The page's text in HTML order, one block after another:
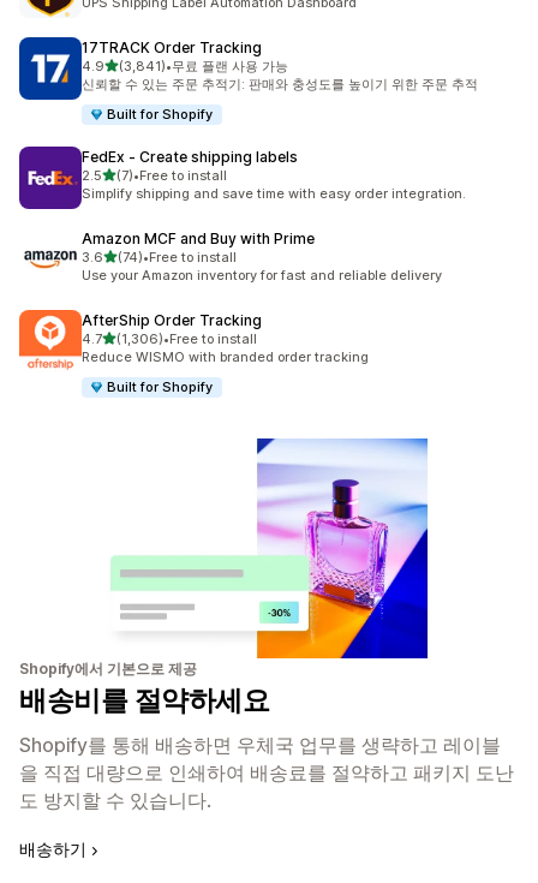
17TRACK Order Tracking
4.9별 5개 중
(3,841)
총 리뷰 3841개
•무료 플랜 사용 가능
신뢰할 수 있는 주문 추적기: 판매와 충성도를 높이기 위한 주문 추적
Built for Shopify
FedEx ‑ Create shipping labels
2.5별 5개 중
(7)
총 리뷰 7개
•Free to install
Simplify shipping and save time with easy order integration.
Amazon MCF and Buy with Prime
3.6별 5개 중
(74)
총 리뷰 74개
•Free to install
Use your Amazon inventory for fast and reliable delivery
AfterShip Order Tracking
4.7별 5개 중
(1,306)
총 리뷰 1306개
•Free to install
Reduce WISMO with branded order tracking
Built for Shopify
Shopify에서 기본으로 제공
배송비를 절약하세요
Shopify를 통해 배송하면 우체국 업무를 생략하고 레이블
을 직접 대량으로 인쇄하여 배송료를 절약하고 패키지 도난
도 방지할 수 있습니다.
배송하기